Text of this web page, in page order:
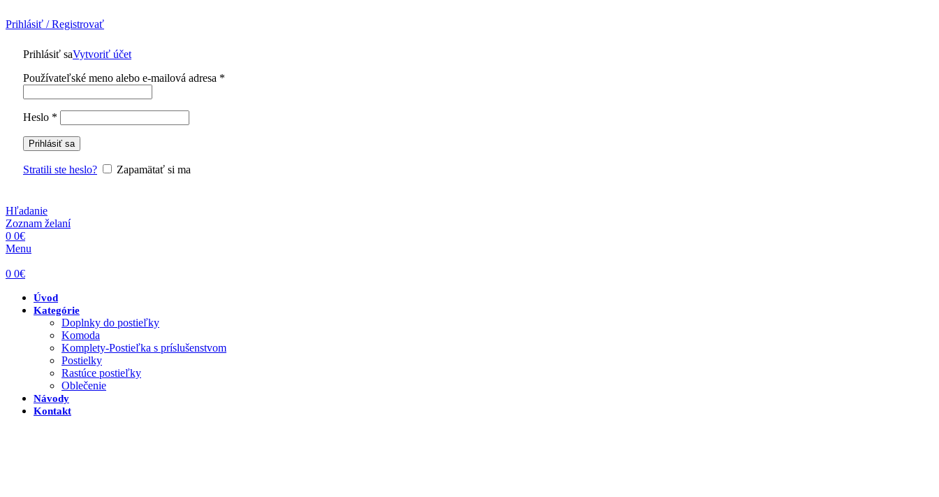
Prihlásiť / Registrovať
Prihlásiť saVytvoriť účet
Používateľské meno alebo e-mailová adresa *
Heslo *
Prihlásiť sa
Stratili ste heslo? Zapamätať si ma
Hľadanie
Zoznam želaní
0 0€
Menu
0 0€
Úvod
Kategórie
Doplnky do postieľky
Komoda
Komplety-Postieľka s príslušenstvom
Postielky
Rastúce postieľky
Oblečenie
Návody
Kontakt